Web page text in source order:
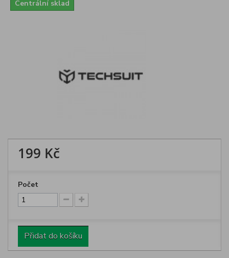
Centrální sklad
199 Kč
Počet
Přidat do košíku